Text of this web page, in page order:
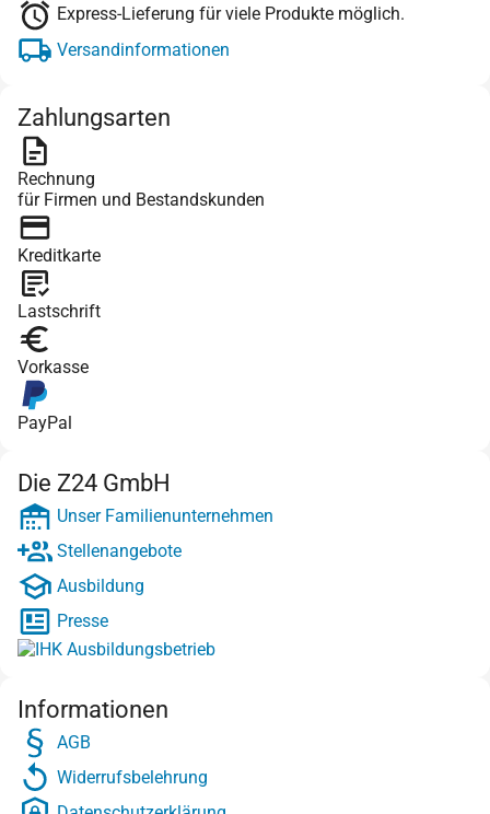
Express-Lieferung für viele Produkte möglich.
Versandinformationen
Zahlungsarten
Rechnung
für Firmen und Bestandskunden
Kreditkarte
Lastschrift
Vorkasse
PayPal
Die Z24 GmbH
Unser Familienunternehmen
Stellenangebote
Ausbildung
Presse
Informationen
AGB
Widerrufsbelehrung